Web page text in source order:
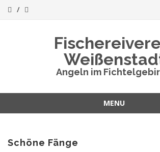
Angeln im
MENU
content
Schöne Fänge